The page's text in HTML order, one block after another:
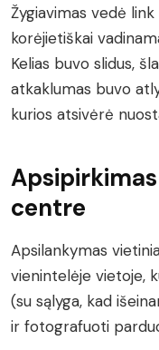
Žygiavimas vedė
korėjietiškai
Kelias buvo slidus,
atkaklumas buvo
kurios atsivėrė
centre
Apsilankymas
vienintelėje vietoje,
(su sąlyga, kad
ir fotografuoti